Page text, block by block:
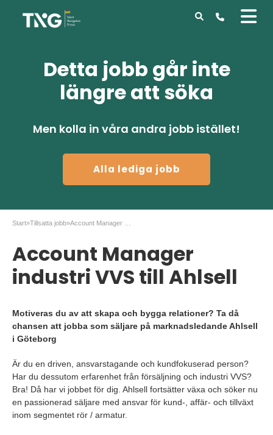
Detta jobb går inte
längre att söka
Men kolla in våra andra jobb istället!
Alla lediga jobb
Start»Tillsatta jobb»
Account Manager
industri VVS till Ahlsell
Motiveras du av att skapa och bygga relationer? Ta då
chansen att jobba som säljare på marknadsledande Ahlsell
i Göteborg
Är du en driven, ansvarstagande och kundfokuserad person?
Har du dessutom erfarenhet från försäljning och industri VVS?
Bra! Då har vi jobbet för dig. Ahlsell fortsätter växa och söker nu
en passionerad säljare med ansvar för kund-, affär- och tillväxt
inom segmentet rör / armatur.